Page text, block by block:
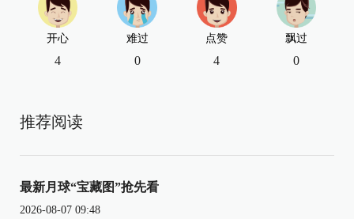
开心
4
难过
0
点赞
4
飘过
0
推荐阅读
最新月球“宝藏图”抢先看
2026-08-07 09:48